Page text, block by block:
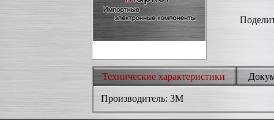
Технические характеристики
Производитель: 3M